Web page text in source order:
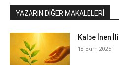
YAZARIN DİĞER MAKALELERİ
Kalbe İnen
18 Ekim 2025